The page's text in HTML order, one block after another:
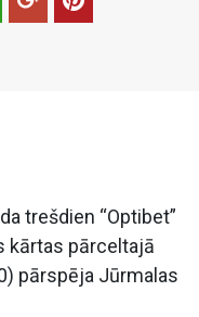
trešdien “Optibet”
kārtas pārceltajā
pārspēja Jūrmalas